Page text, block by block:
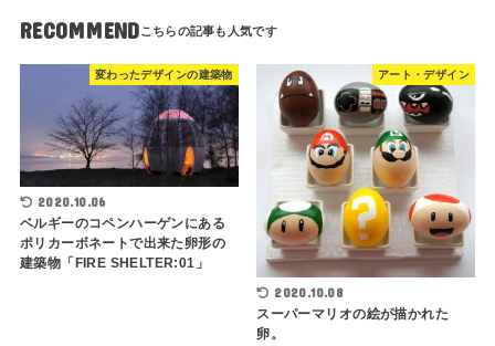
RECOMMEND
変わったデザインの建築物
2020.10.06
ベルギーのコペンハーゲンにある
ポリカーボネートで出来た卵形の
建築物「FIRE SHELTER:01」
アート・デザイン
2020.10.08
スーパーマリオの絵が描かれた
卵。